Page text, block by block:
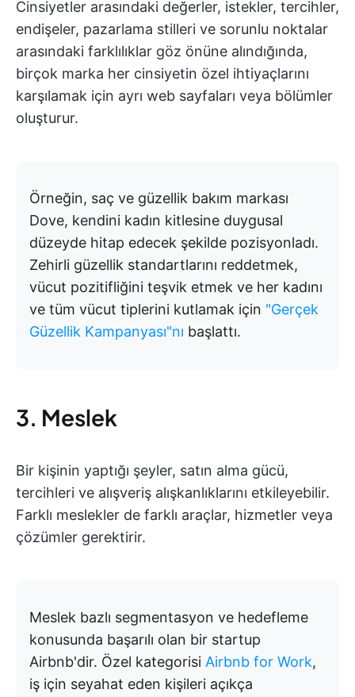
Cinsiyetler arasındaki değerler, istekler, tercihler,
endişeler, pazarlama stilleri ve sorunlu noktalar
arasındaki farklılıklar göz önüne alındığında,
birçok marka her cinsiyetin özel ihtiyaçlarını
karşılamak için ayrı web sayfaları veya bölümler
oluşturur.
Örneğin, saç ve güzellik bakım markası
Dove, kendini kadın kitlesine duygusal
düzeyde hitap edecek şekilde pozisyonladı.
Zehirli güzellik standartlarını reddetmek,
vücut pozitifliğini teşvik etmek ve her kadını
ve tüm vücut tiplerini kutlamak için "Gerçek
Güzellik Kampanyası"nı başlattı.
3. Meslek
Bir kişinin yaptığı şeyler, satın alma gücü,
tercihleri ve alışveriş alışkanlıklarını etkileyebilir.
Farklı meslekler de farklı araçlar, hizmetler veya
çözümler gerektirir.
Meslek bazlı segmentasyon ve hedefleme
konusunda başarılı olan bir startup
Airbnb'dir. Özel kategorisi Airbnb for Work,
iş için seyahat eden kişileri açıkça